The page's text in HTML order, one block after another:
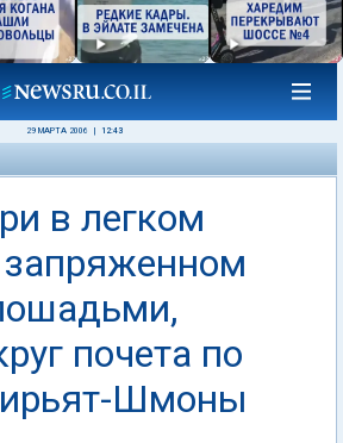
29 МАРТА 2006 12:43
в легком
почета по
Шмоны